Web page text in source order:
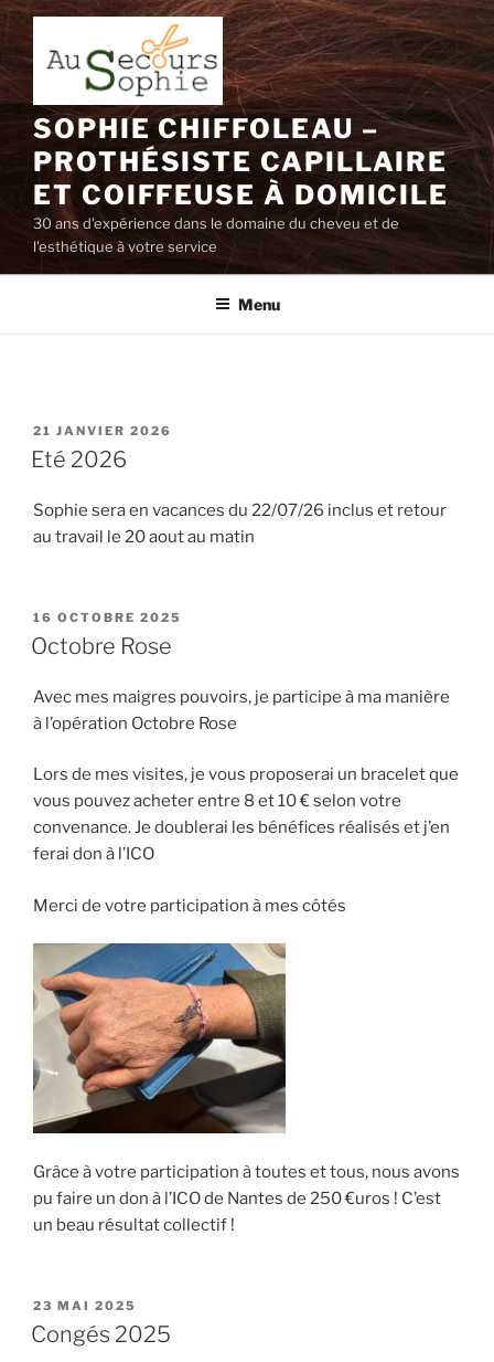
Aller
contenu
principal
SOPHIE CHIFFOLEAU –
PROTHÉSISTE CAPILLAIRE
ET COIFFEUSE À DOMICILE
30 ans d'expérience dans le domaine du cheveu et de
l'esthétique à votre service
Menu
PUBLIÉ
LE
21 JANVIER 2026
Eté 2026
Sophie sera en vacances du 22/07/26 inclus et retour
au travail le 20 aout au matin
PUBLIÉ
LE
16 OCTOBRE 2025
Octobre Rose
Avec mes maigres pouvoirs, je participe à ma manière
à l’opération Octobre Rose
Lors de mes visites, je vous proposerai un bracelet que
vous pouvez acheter entre 8 et 10 € selon votre
convenance. Je doublerai les bénéfices réalisés et j’en
ferai don à l’ICO
Merci de votre participation à mes côtés
Grâce à votre participation à toutes et tous, nous avons
pu faire un don à l’ICO de Nantes de 250 €uros ! C’est
un beau résultat collectif !
PUBLIÉ
LE
23 MAI 2025
Congés 2025